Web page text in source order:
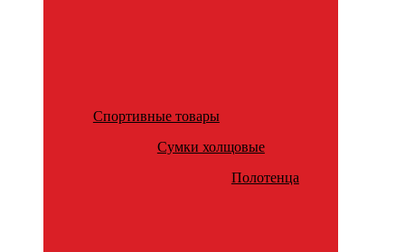
Спортивные товары
Сумки холщовые
Полотенца